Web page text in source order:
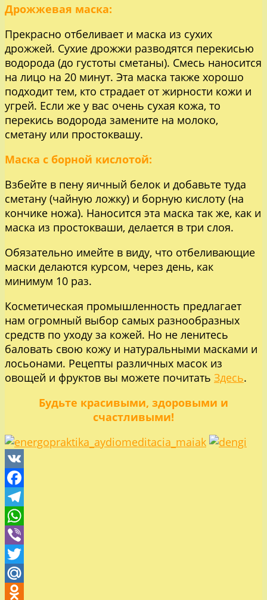
Дрожжевая маска:
Прекрасно отбеливает и маска из сухих
дрожжей. Сухие дрожжи разводятся перекисью
водорода (до густоты сметаны). Смесь наносится
на лицо на 20 минут. Эта маска также хорошо
подходит тем, кто страдает от жирности кожи и
угрей. Если же у вас очень сухая кожа, то
перекись водорода замените на молоко,
сметану или простоквашу.
Маска с борной кислотой:
Взбейте в пену яичный белок и добавьте туда
сметану (чайную ложку) и борную кислоту (на
кончике ножа). Наносится эта маска так же, как и
маска из простокваши, делается в три слоя.
Обязательно имейте в виду, что отбеливающие
маски делаются курсом, через день, как
минимум 10 раз.
Косметическая промышленность предлагает
нам огромный выбор самых разнообразных
средств по уходу за кожей. Но не ленитесь
баловать свою кожу и натуральными масками и
лосьонами. Рецепты различных масок из
овощей и фруктов вы можете почитать Здесь.
Будьте красивыми, здоровыми и
счастливыми!
VK
Facebook
Telegram
WhatsApp
Viber
Twitter
Mail.Ru